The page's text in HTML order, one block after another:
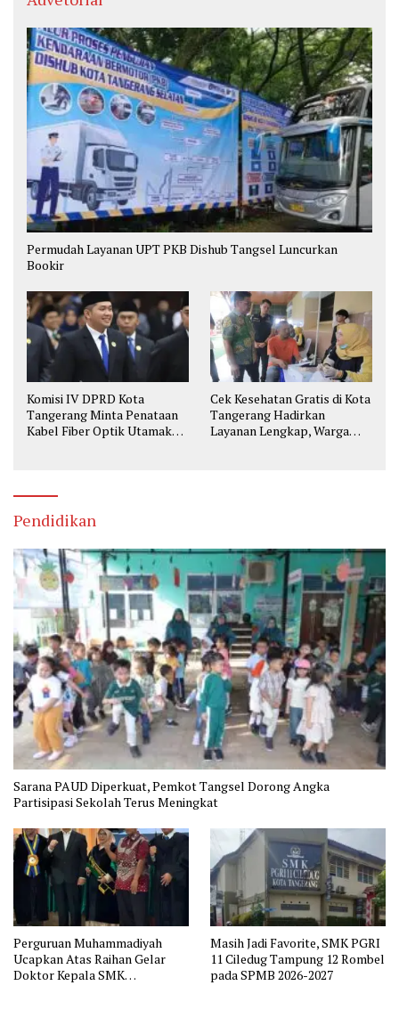
Permudah Layanan UPT PKB Dishub Tangsel Luncurkan
Bookir
Komisi IV DPRD Kota
Tangerang Minta Penataan
Kabel Fiber Optik Utamakan
Cek Kesehatan Gratis di Kota
Tangerang Hadirkan
Layanan Lengkap, Warga
Pendidikan
Sarana PAUD Diperkuat, Pemkot Tangsel Dorong Angka
Partisipasi Sekolah Terus Meningkat
Perguruan Muhammadiyah
Ucapkan Atas Raihan Gelar
Doktor Kepala SMK
Masih Jadi Favorite, SMK PGRI
11 Ciledug Tampung 12 Rombel
pada SPMB 2026-2027